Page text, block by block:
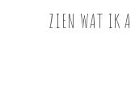
ZIEN WAT IK